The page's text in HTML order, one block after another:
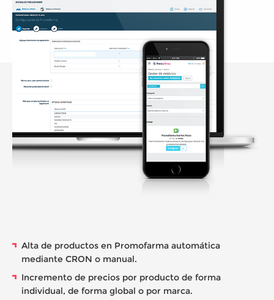
Alta de productos en Promofarma automática
mediante CRON o manual.
Incremento de precios por producto de forma
individual, de forma global o por marca.